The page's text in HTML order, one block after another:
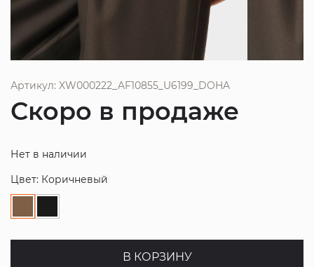
Артикул: XW000222_AF10855_U6199_DOHA
Скоро в продаже
Нет в наличии
Цвет: Коричневый
В КОРЗИНУ